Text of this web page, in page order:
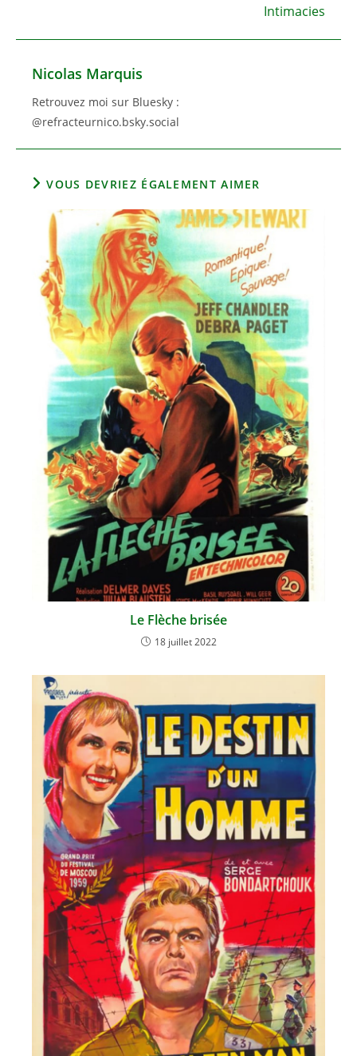
Intimacies
Nicolas Marquis
Retrouvez moi sur Bluesky :
@refracteurnico.bsky.social
VOUS DEVRIEZ ÉGALEMENT AIMER
Le Flèche brisée
18 juillet 2022